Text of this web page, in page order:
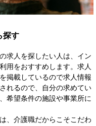
探す
求人を探したい人は、イン
用をおすすめします。求人
掲載しているので求人情報
れるので、自分の求めてい
希望条件の施設や事業所に
、介護職だからこそこだわ